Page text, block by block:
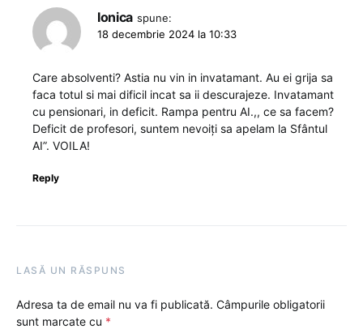
Ionica spune:
18 decembrie 2024 la 10:33
Care absolventi? Astia nu vin in invatamant. Au ei grija sa
faca totul si mai dificil incat sa ii descurajeze. Invatamant
cu pensionari, in deficit. Rampa pentru AI.,, ce sa facem?
Deficit de profesori, suntem nevoiți sa apelam la Sfântul
AI”. VOILA!
Reply
LASĂ UN RĂSPUNS
Adresa ta de email nu va fi publicată. Câmpurile obligatorii
sunt marcate cu *